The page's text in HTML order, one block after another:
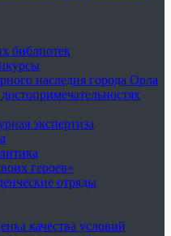
библиотек
наследия города Орла
экспертиза
героев»
отряды
качества условий